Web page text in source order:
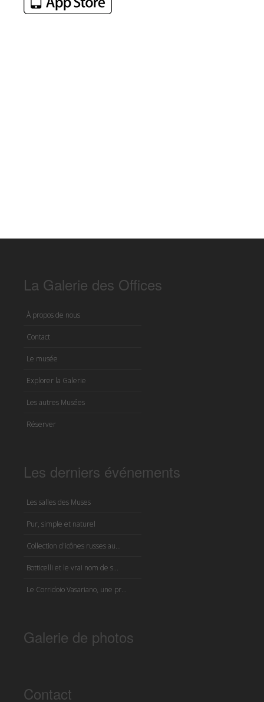
La Galerie des Offices
À propos de nous
Contact
Le musée
Explorer la Galerie
Les autres Musées
Réserver
Les derniers événements
Les salles des Muses
Pur, simple et naturel
Collection d'icônes russes au...
Botticelli et le vrai nom de s...
Le Corridoio Vasariano, une pr...
Galerie de photos
Contact